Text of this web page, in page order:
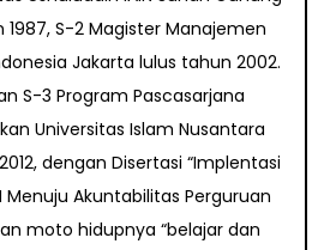
S-2 Magister Manajemen
Jakarta lulus tahun 2002.
S-3 Program Pascasarjana
Universitas Islam Nusantara
dengan Disertasi “Implentasi
Menuju Akuntabilitas Perguruan
moto hidupnya “belajar dan